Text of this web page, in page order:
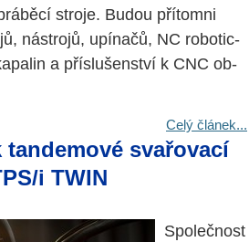
stro­je. Budou pří­tomni
ná­stro­jů, upí­na­čů, NC ro­bo­tic­
a pří­slu­šen­ství k CNC ob­
Celý článek...
svařovací
i TWIN
Společnost